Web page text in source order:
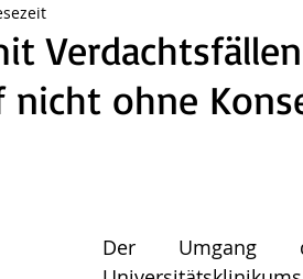
nicht ohne
Der Umgang